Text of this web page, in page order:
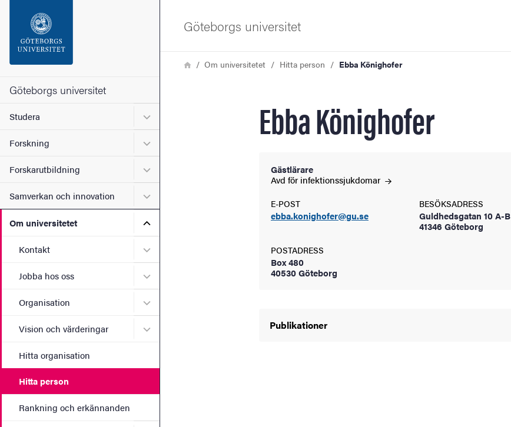
Sidfoten
Om webbplatsen
Göteborgs universitet
Studera Undermeny för Studera
Forskning Undermeny för Forskning
Forskarutbildning Undermeny för Forskarutbildning
Samverkan och innovation Undermeny för Samverkan och innovation
Om universitetet Undermeny för Om universitetet
Kontakt Undermeny för Kontakt
Jobba hos oss Undermeny för Jobba hos oss
Organisation Undermeny för Organisation
Vision och värderingar Undermeny för Vision och värderingar
Hitta organisation
Hitta person
Rankning och erkännanden
Göteborgs universitet
LänkstigHemOm universitetet Hitta person Ebba Könighofer
Ebba Könighofer
Gästlärare
Avd förinfektionssjukdomar
E-POST
ebba.konighofer@gu.se
BESÖKSADRESS
Guldhedsgatan 10 A-B
41346 Göteborg
POSTADRESS
Box 480
40530 Göteborg
Publikationer